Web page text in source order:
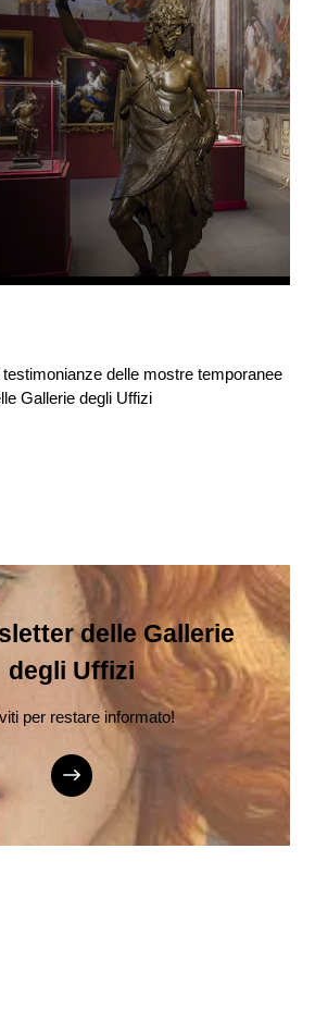
delle mostre temporanee
Gallerie degli Uffizi
delle Gallerie
degli Uffizi
per restare informato!